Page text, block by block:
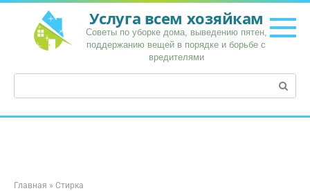
Перейти
контенту
Услуга всем хозяйкам
Советы по уборке дома, выведению пятен,
поддержанию вещей в порядке и борьбе с
вредителями
Поиск:
Главная » Стирка